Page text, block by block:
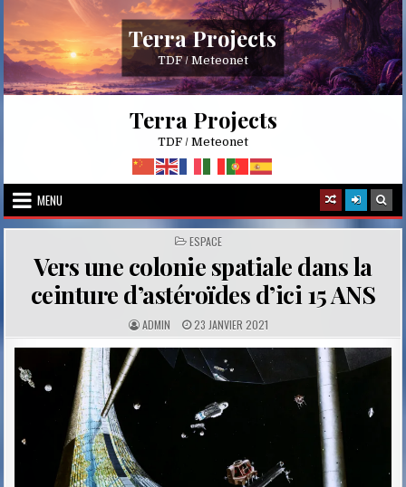
content
Terra Projects
TDF / Meteonet
Terra Projects
TDF / Meteonet
MENU
POSTED
IN
ESPACE
Vers une colonie spatiale dans la
ceinture d’astéroïdes d’ici 15 ANS
A
U
T
H
ADMIN P
U
B
L
I
D
D
A
23 JANVIER 2021